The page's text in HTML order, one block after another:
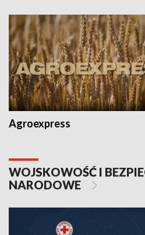
Agroexpress
WOJSKOWOŚĆ I
NARODOWE